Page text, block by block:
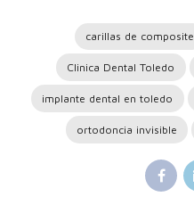
carillas de composite
Clinica Dental Toledo
implante dental en toledo
ortodoncia invisible